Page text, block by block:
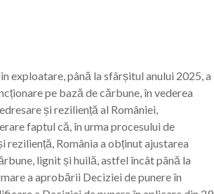
exploatare, până la sfârșitul anului 2025, a
pe bază de cărbune, în vederea
și reziliență al României,
faptul că, în urma procesului de
reziliență, România a obținut ajustarea
lignit și huilă, astfel încât până la
a aprobării Deciziei de punere în